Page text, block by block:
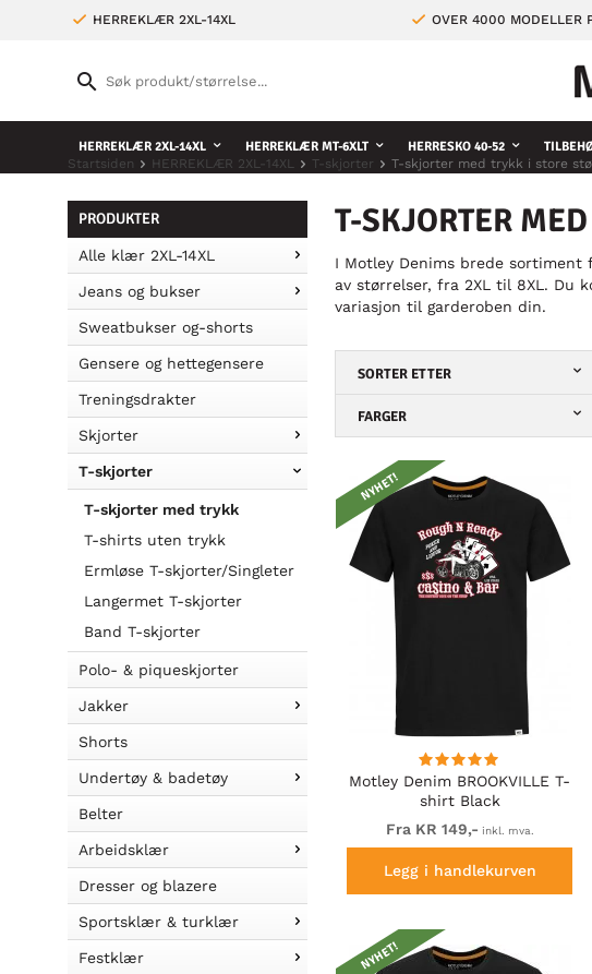
HERREKLÆR 2XL-14XL OVER 4000 MODELLER
HERREKLÆR 2XL-14XL HERREKLÆR MT-6XLT HERRESKO 40-52
Startsiden HERREKLÆR 2XL-14XL T-skjorter T-skjorter med trykk i store
PRODUKTER
Alle klær 2XL-14XL
Jeans og bukser
Sweatbukser og-shorts
Gensere og hettegensere
Treningsdrakter
Skjorter
T-skjorter
T-skjorter med trykk
T-shirts uten trykk
Ermløse T-skjorter/Singleter
Langermet T-skjorter
Band T-skjorter
Polo- & piqueskjorter
Jakker
Shorts
Undertøy & badetøy
Belter
Arbeidsklær
Dresser og blazere
Sportsklær & turklær
Festklær
T-SKJORTER
I Motley Denims brede
av størrelser, fra 2XL til 8XL. Du
variasjon til garderoben din.
SORTER ETTER
FARGER
Motley Denim BROOKVILLE T-
shirt Black
NYHET!
Fra KR 149,- inkl. mva.
Legg i handlekurven
NYHET!